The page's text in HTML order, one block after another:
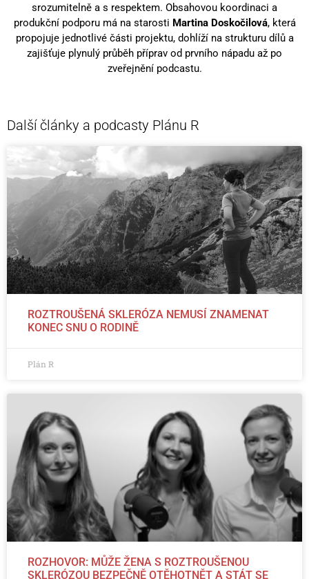
srozumitelně a s respektem. Obsahovou koordinaci a
produkční podporu má na starosti Martina Doskočilová, která
propojuje jednotlivé části projektu, dohlíží na strukturu dílů a
zajišťuje plynulý průběh příprav od prvního nápadu až po
zveřejnění podcastu.
Další články a podcasty Plánu R
ROZTROUŠENÁ SKLERÓZA NEMUSÍ ZNAMENAT
KONEC SNU O RODINĚ
Plán R
ROZHOVOR: MŮŽE ŽENA S ROZTROUŠENOU
SKLERÓZOU BEZPEČNĚ OTĚHOTNĚT A STÁT SE